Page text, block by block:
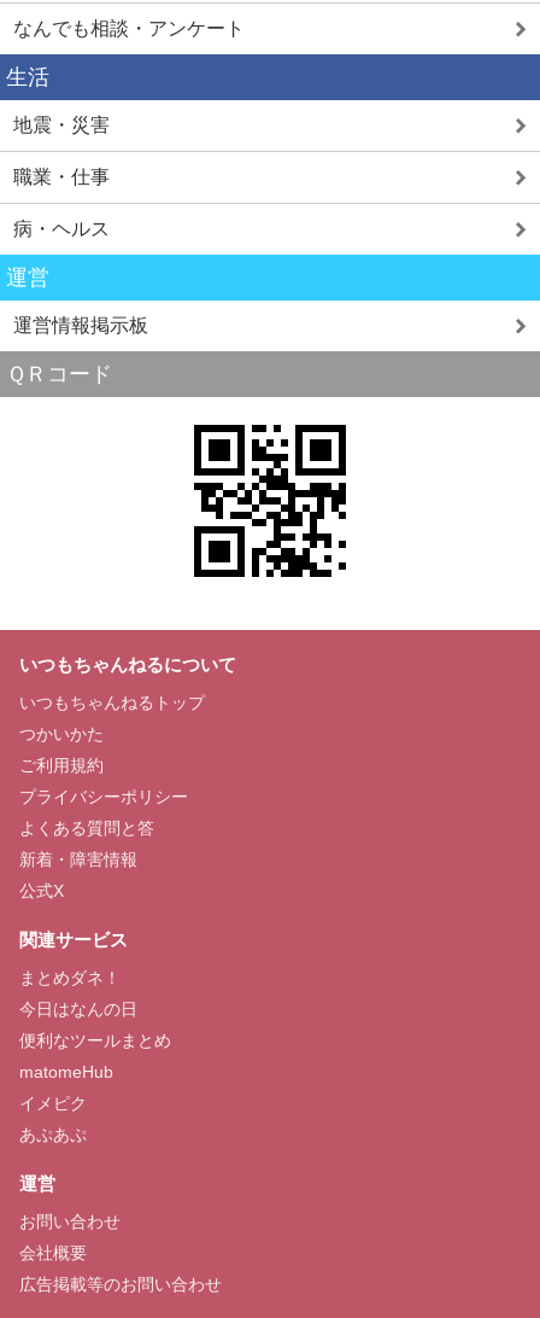
なんでも相談・アンケート
生活
地震・災害
職業・仕事
病・ヘルス
運営
運営情報掲示板
ＱＲコード
いつもちゃんねるについて
いつもちゃんねるトップ
つかいかた
ご利用規約
プライバシーポリシー
よくある質問と答
新着・障害情報
公式X
関連サービス
まとめダネ！
今日はなんの日
便利なツールまとめ
matomeHub
イメピク
あぷあぷ
運営
お問い合わせ
会社概要
広告掲載等のお問い合わせ